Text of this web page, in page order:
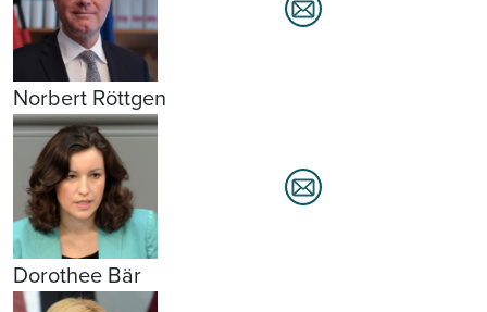
Norbert Röttgen
Dorothee Bär